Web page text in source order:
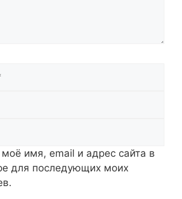
моё имя, email и адрес сайта в
для последующих моих